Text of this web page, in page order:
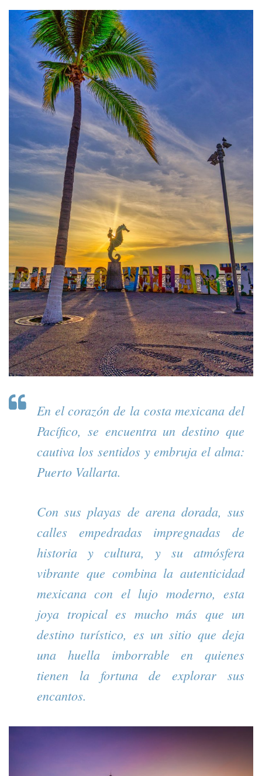
En el corazón de la costa mexicana del
Pacífico, se encuentra un destino que
cautiva los sentidos y embruja el alma:
Puerto Vallarta.
Con sus playas de arena dorada, sus
calles empedradas impregnadas de
historia y cultura, y su atmósfera
vibrante que combina la autenticidad
mexicana con el lujo moderno, esta
joya tropical es mucho más que un
destino turístico, es un sitio que deja
una huella imborrable en quienes
tienen la fortuna de explorar sus
encantos.